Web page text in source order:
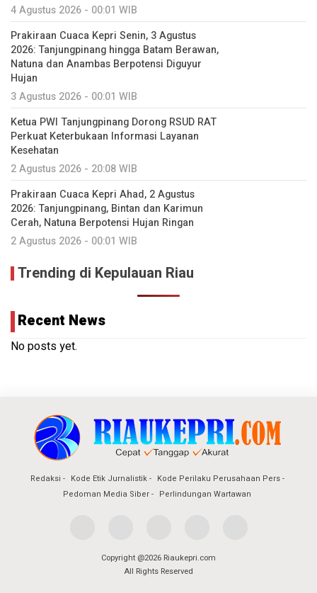
4 Agustus 2026 - 00:01 WIB
Prakiraan Cuaca Kepri Senin, 3 Agustus
2026: Tanjungpinang hingga Batam Berawan,
Natuna dan Anambas Berpotensi Diguyur
Hujan
3 Agustus 2026 - 00:01 WIB
Ketua PWI Tanjungpinang Dorong RSUD RAT
Perkuat Keterbukaan Informasi Layanan
Kesehatan
2 Agustus 2026 - 20:08 WIB
Prakiraan Cuaca Kepri Ahad, 2 Agustus
2026: Tanjungpinang, Bintan dan Karimun
Cerah, Natuna Berpotensi Hujan Ringan
2 Agustus 2026 - 00:01 WIB
Trending di Kepulauan Riau
Recent News
No posts yet.
Redaksi Kode Etik Jurnalistik
Kode Perilaku Perusahaan Pers
Pedoman Media Siber
Perlindungan Wartawan
Copyright @2026 Riaukepri.com
All Rights Reserved